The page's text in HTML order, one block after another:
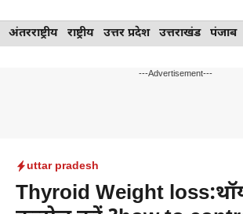
Skip
to
अंतरराष्ट्रीय राष्ट्रीय उत्तर प्रदेश उत्तराखंड पंजाब
---Advertisement---
uttar pradesh
Thyroid Weight